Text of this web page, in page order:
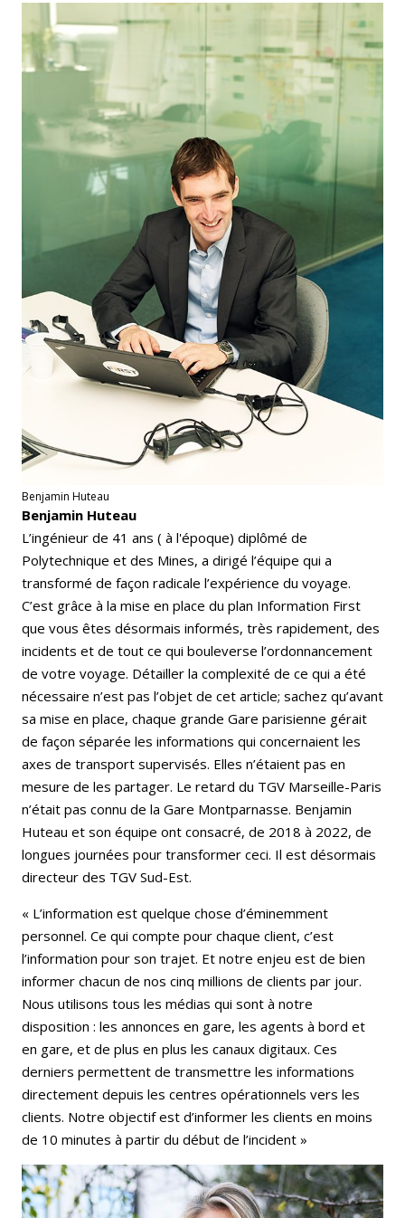
Benjamin Huteau
Benjamin Huteau
L’ingénieur de 41 ans ( à l'époque) diplômé de
Polytechnique et des Mines, a dirigé l’équipe qui a
transformé de façon radicale l’expérience du voyage.
C’est grâce à la mise en place du plan Information First
que vous êtes désormais informés, très rapidement, des
incidents et de tout ce qui bouleverse l’ordonnancement
de votre voyage. Détailler la complexité de ce qui a été
nécessaire n’est pas l’objet de cet article; sachez qu’avant
sa mise en place, chaque grande Gare parisienne gérait
de façon séparée les informations qui concernaient les
axes de transport supervisés. Elles n’étaient pas en
mesure de les partager. Le retard du TGV Marseille-Paris
n’était pas connu de la Gare Montparnasse. Benjamin
Huteau et son équipe ont consacré, de 2018 à 2022, de
longues journées pour transformer ceci. Il est désormais
directeur des TGV Sud-Est.
« L’information est quelque chose d’éminemment
personnel. Ce qui compte pour chaque client, c’est
l’information pour son trajet. Et notre enjeu est de bien
informer chacun de nos cinq millions de clients par jour.
Nous utilisons tous les médias qui sont à notre
disposition : les annonces en gare, les agents à bord et
en gare, et de plus en plus les canaux digitaux. Ces
derniers permettent de transmettre les informations
directement depuis les centres opérationnels vers les
clients. Notre objectif est d’informer les clients en moins
de 10 minutes à partir du début de l’incident »